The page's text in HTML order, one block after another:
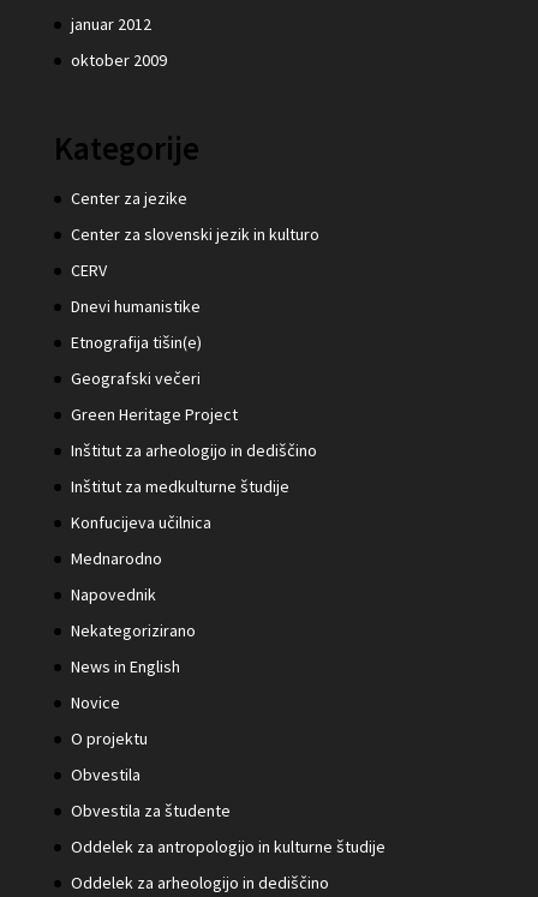
januar 2012
oktober 2009
Kategorije
Center za jezike
Center za slovenski jezik in kulturo
CERV
Dnevi humanistike
Etnografija tišin(e)
Geografski večeri
Green Heritage Project
Inštitut za arheologijo in dediščino
Inštitut za medkulturne študije
Konfucijeva učilnica
Mednarodno
Napovednik
Nekategorizirano
News in English
Novice
O projektu
Obvestila
Obvestila za študente
Oddelek za antropologijo in kulturne študije
Oddelek za arheologijo in dediščino